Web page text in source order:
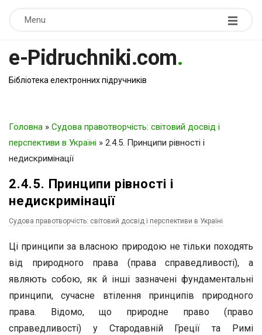
Menu
e-Pidruchniki.com.
Бібліотека електронних підручників
Головна » Судова правотворчість: світовий досвід і
перспективи в Україні » 2.4.5. Принципи рівності і
недискримінації
2.4.5. Принципи рівності і
недискримінації
Судова правотворчість: світовий досвід і перспективи в Україні
Ці принципи за власною природою не тільки походять
від природного права (права справедливості), а
являють собою, як й інші зазначені фундаментальні
принципи, сучасне втілення принципів природного
права. Відомо, що природне право (право
справедливості) у Стародавній Греції та Римі